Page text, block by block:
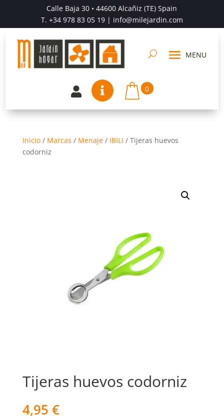
Calle Baja 30 • 44600 Alcañiz (TE) Spain
T. +34 978 83 05 19| info@milejardin.com
  0
Inicio/ Marcas / Menaje/ IBILI / Tijeras huevos
codorniz
Tijeras huevos codorniz
4,95 €